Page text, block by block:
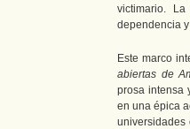
victimario.
dependencia
Este marco
abiertas de
prosa intensa
en una épica
universidades